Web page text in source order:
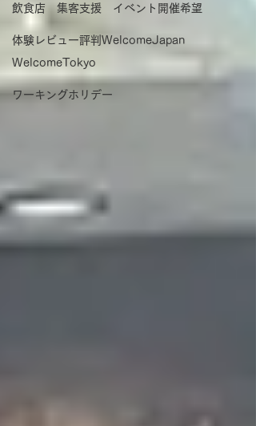
飲食店 集客支援 イベント開催希望
体験レビュー評判WelcomeJapan
WelcomeTokyo
ワーキングホリデー